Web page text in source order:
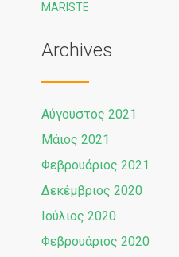
MARISTE
Archives
Αύγουστος 2021
Μάιος 2021
Φεβρουάριος 2021
Δεκέμβριος 2020
Ιούλιος 2020
Φεβρουάριος 2020